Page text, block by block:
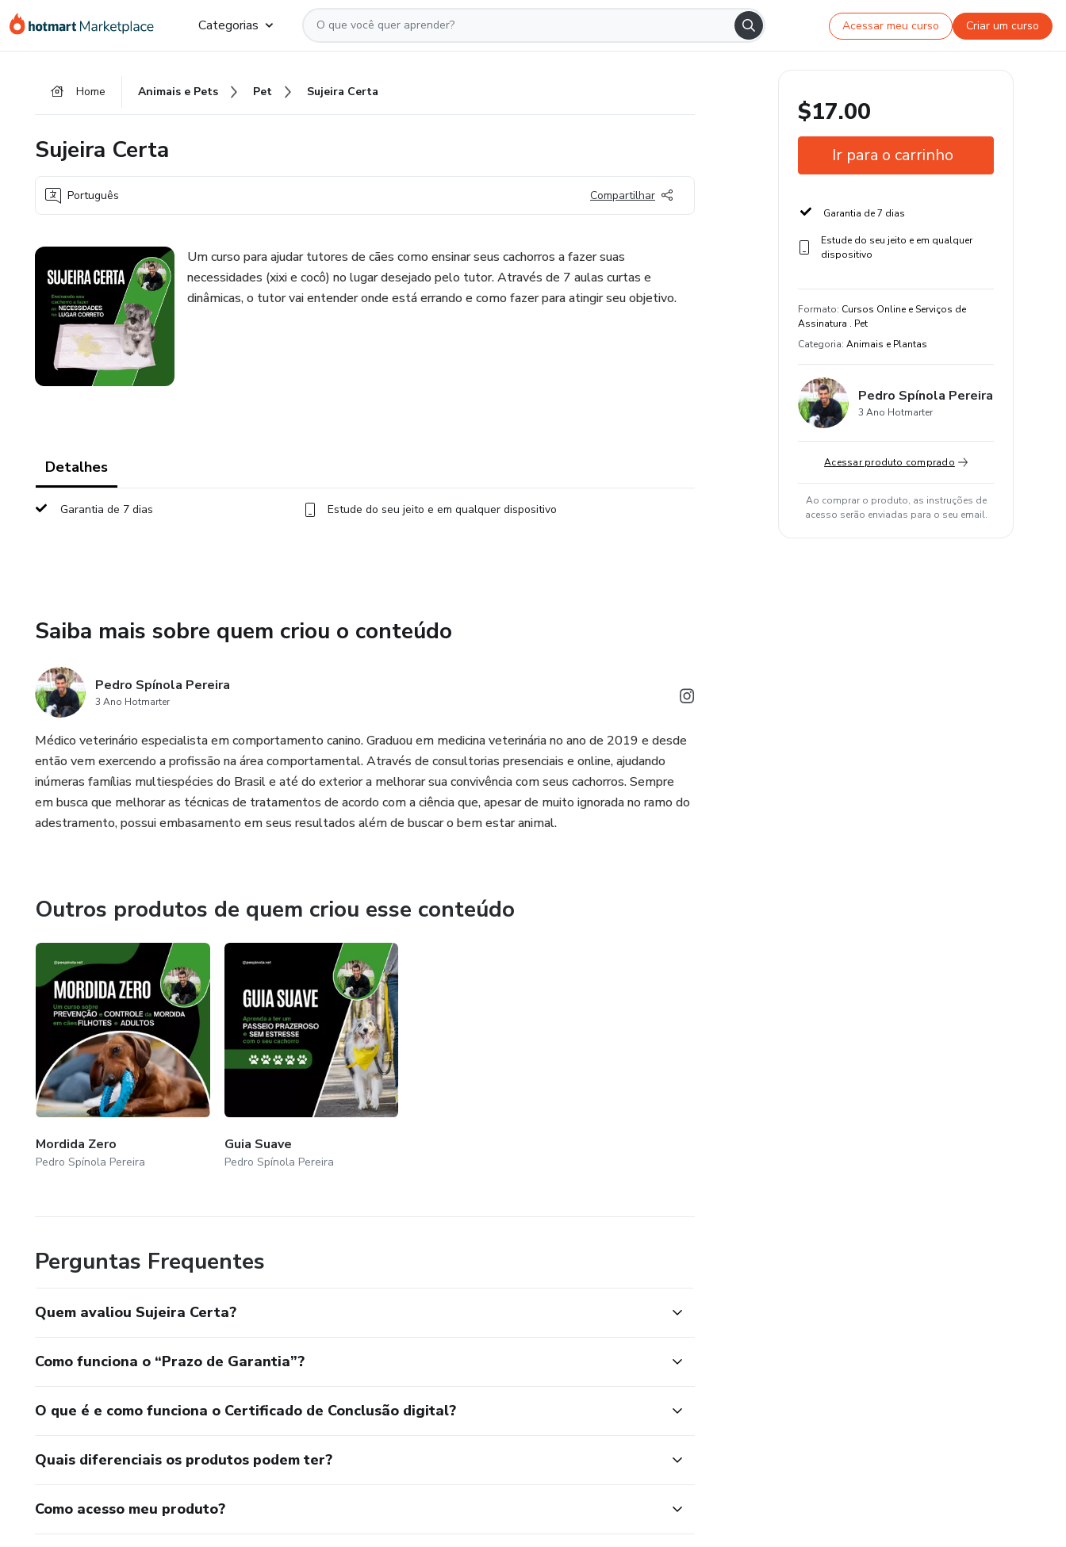
para
para
para
Categorias Acessar meu curso Criar um curso
Home Animais e Pets Pet Sujeira Certa
Sujeira Certa
Português Compartilhar
Um curso para ajudar tutores de cães como ensinar seus cachorros a fazer suas
necessidades (xixi e cocô) no lugar desejado pelo tutor. Através de 7 aulas curtas e
dinâmicas, o tutor vai entender onde está errando e como fazer para atingir seu objetivo.
Detalhes
Garantia de 7 dias Estude do seu jeito e em qualquer dispositivo
Saiba mais sobre quem criou o conteúdo
Pedro Spínola Pereira
3 Ano Hotmarter
Médico veterinário especialista em comportamento canino. Graduou em medicina veterinária no ano de 2019 e desde
então vem exercendo a profissão na área comportamental. Através de consultorias presenciais e online, ajudando
inúmeras famílias multiespécies do Brasil e até do exterior a melhorar sua convivência com seus cachorros. Sempre
em busca que melhorar as técnicas de tratamentos de acordo com a ciência que, apesar de muito ignorada no ramo do
adestramento, possui embasamento em seus resultados além de buscar o bem estar animal.
Outros produtos de quem criou esse conteúdo
Mordida Zero
Pedro Spínola Pereira
Guia Suave
Pedro Spínola Pereira
Perguntas Frequentes
Quem avaliou Sujeira Certa?
Como funciona o “Prazo de Garantia”?
O que é e como funciona o Certificado de Conclusão digital?
Quais diferenciais os produtos podem ter?
Como acesso meu produto?
$17.00
Ir para o carrinho
Garantia de 7 dias
Estude do seu jeito e em qualquer
dispositivo
Formato: Cursos Online e Serviços de
Assinatura . Pet
Categoria: Animais e Plantas
Pedro Spínola Pereira
3 Ano Hotmarter
Acessar produto comprado
Ao comprar o produto, as instruções de
acesso serão enviadas para o seu email.